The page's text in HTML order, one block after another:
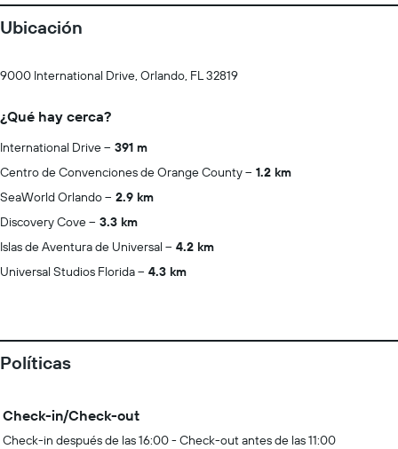
Ubicación
9000 International Drive, Orlando, FL 32819
¿Qué hay cerca?
International Drive
391 m
Centro de Convenciones de Orange County
1.2 km
SeaWorld Orlando
2.9 km
Discovery Cove
3.3 km
Islas de Aventura de Universal
4.2 km
Universal Studios Florida
4.3 km
Políticas
Check-in/Check-out
Check-in después de las 16:00 - Check-out antes de las 11:00